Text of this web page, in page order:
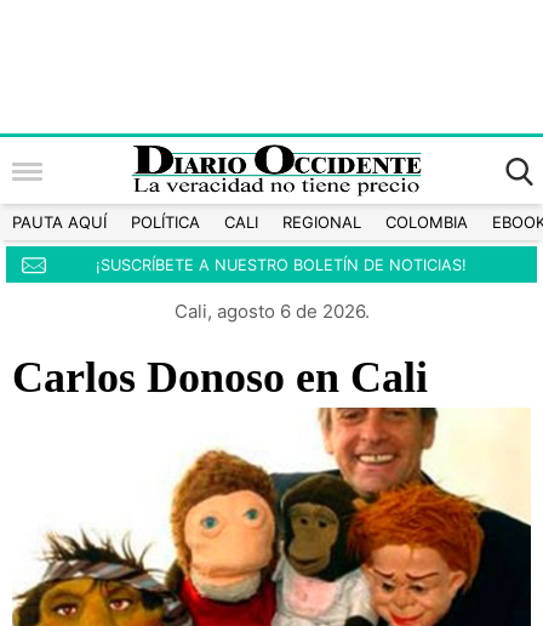
PAUTA AQUÍ POLÍTICA CALI REGIONAL COLOMBIA
¡SUSCRÍBETE A NUESTRO BOLETÍN DE NOTICIAS!
Cali, agosto 6 de 2026.
Carlos Donoso en Cali